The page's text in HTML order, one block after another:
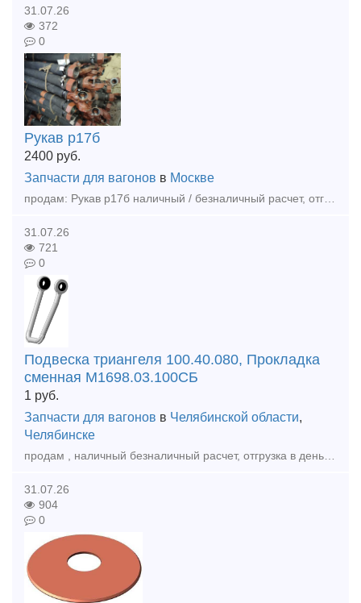
31.07.26
372
0
Рукав р17б
2400 руб.
Запчасти для вагонов в Москве
продам: Рукав р17б наличный / безналичный расчет, отгрузка в день оплаты , доставка любой транспортной по РФ и КЗ, а так же другеи запчасти в наличии и под заказ Наши контакты: тел.: 891247394
31.07.26
721
0
Подвеска триангеля 100.40.080, Прокладка
сменная М1698.03.100СБ
1 руб.
Запчасти для вагонов в Челябинской области,
Челябинске
продам , наличный безналичный расчет, отгрузка в день оплаты , доставка любой транспортной по РФ и КЗ, диск подпятника м1698.01.005 Планка подвижная М1698.02.004 Прокладка сменная М1698.03.100СБ
31.07.26
904
0